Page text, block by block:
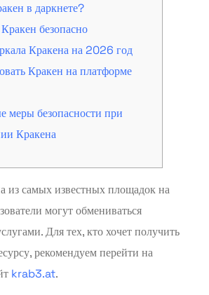
в даркнете?
безопасно
Кракена на 2026 год
Кракен на платформе
меры безопасности при
Кракена
из самых известных площадок на
могут обмениваться
Для тех, кто хочет получить
рекомендуем перейти на
krab3.at.